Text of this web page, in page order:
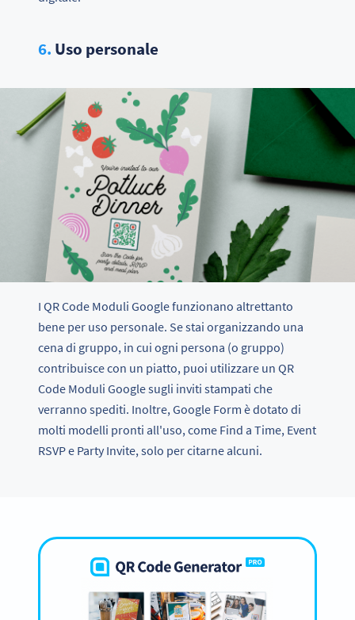
6. Uso personale
I QR Code Moduli Google funzionano altrettanto
bene per uso personale. Se stai organizzando una
cena di gruppo, in cui ogni persona (o gruppo)
contribuisce con un piatto, puoi utilizzare un QR
Code Moduli Google sugli inviti stampati che
verranno spediti. Inoltre, Google Form è dotato di
molti modelli pronti all'uso, come Find a Time, Event
RSVP e Party Invite, solo per citarne alcuni.